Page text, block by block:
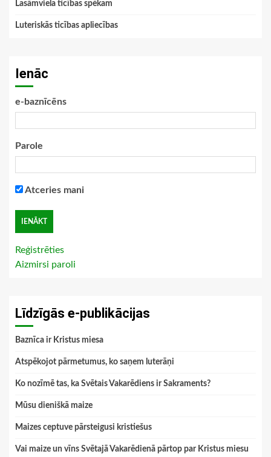
Lasāmviela ticības spēkam
Luteriskās ticības apliecības
Ienāc
e-baznīcēns
Parole
Atceries mani
Reģistrēties
Aizmirsi paroli
Līdzīgās e-publikācijas
Baznīca ir Kristus miesa
Atspēkojot pārmetumus, ko saņem luterāņi
Ko nozīmē tas, ka Svētais Vakarēdiens ir Sakraments?
Mūsu dieniškā maize
Maizes ceptuve pārsteigusi kristiešus
Vai maize un vīns Svētajā Vakarēdienā pārtop par Kristus miesu